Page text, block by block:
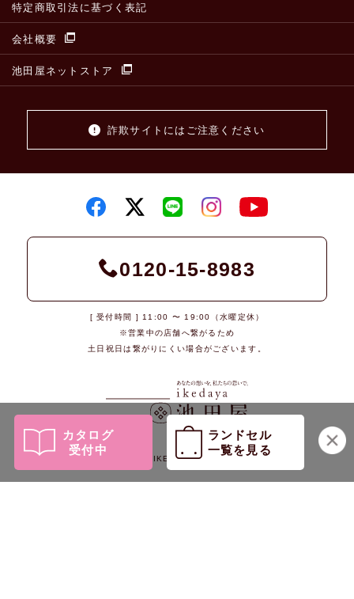
カタログ
受付中
ランドセル
一覧を見る
特定商取引法に基づく表記
会社概要
池田屋ネットストア
詐欺サイトにはご注意ください
0120-15-8983
[ 受付時間 ] 11:00 〜 19:00（水曜定休）
※営業中の店舗へ繋がるため
土日祝日は繋がりにくい場合がございます。
© 2026 IKEDAYA Co., Ltd.